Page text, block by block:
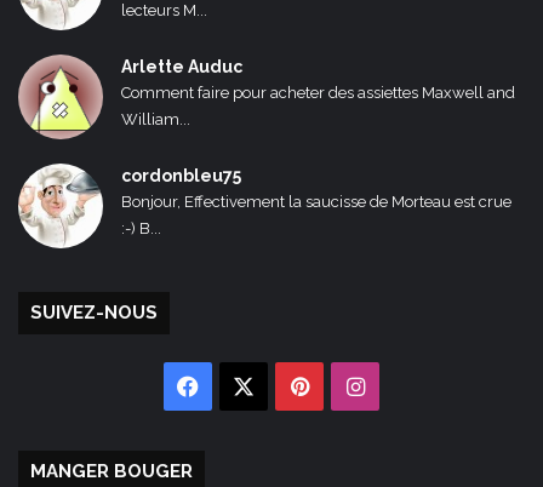
lecteurs M...
Arlette Auduc
Comment faire pour acheter des assiettes Maxwell and
William...
cordonbleu75
Bonjour, Effectivement la saucisse de Morteau est crue
:-) B...
SUIVEZ-NOUS
Facebook PinterestInstagram
MANGER BOUGER